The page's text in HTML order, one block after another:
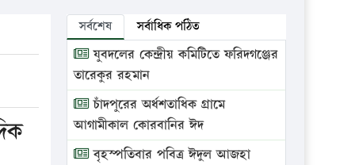
সর্বশেষ সর্বাধিক পঠিত
যুবদলের কেন্দ্রীয় কমিটিতে ফরিদগঞ্জের
তারেকুর রহমান
চাঁদপুরের অর্ধশতাধিক গ্রামে
আগামীকাল কোরবানির ঈদ
বৃহস্পতিবার পবিত্র ঈদুল আজহা